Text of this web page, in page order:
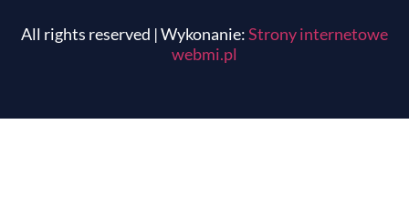
All rights reserved | Wykonanie:Strony internetowe
webmi.pl